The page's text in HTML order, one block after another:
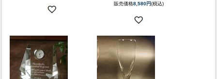
販売価格8,580円(税込)